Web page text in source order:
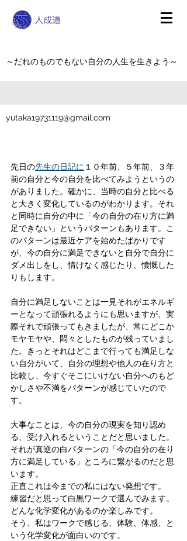
～だれのものでもない自分の人生を生きよう～
yutaka19731119@gmail.com
先日の先生の日記に １０年前、５年前、３年
前の自分と今の自分を比べてみようというの
がありました。確かに、当時の自分と比べる
と大きく変化しているのがわかります。それ
と同時に自分の中に「今の自分の在り方に満
足できない」というパターンもあります。こ
のパターンは最近ケアを始めたばかりです
が、今の自分に満足できないと自分で自分に
ダメ出しをし、情けなく感じたり、憤慨した
りもします。
自分に満足しないことは一見それがエネルギ
ーとなって頑張れるようにも思いますが、実
際それで頑張ってもきましたが、常にどこか
モヤモヤや、悶々としたものが残っていまし
た。きっとそれはどこまで行っても満足しな
い自分がいて、自分の理想や他人の在り方と
比較し、今すぐそこにいけない自分へのもど
かしさや不満をパターンが感じていたので
す。
大事なことは、今の自分の現実を知り認め
る、受け入れるということだと思いました。
それが真逆の白パターンの「今の自分の在り
方に満足している」ところに繋がるのだと思
います。
正直これは今までの私にはない発想です。
練習だと思って白黒ワークで選んでみます。
どんな化学変化があるのか楽しみです。
そう、私はワークで感じる、体験、体感、と
いう化学変化が面白いのです。